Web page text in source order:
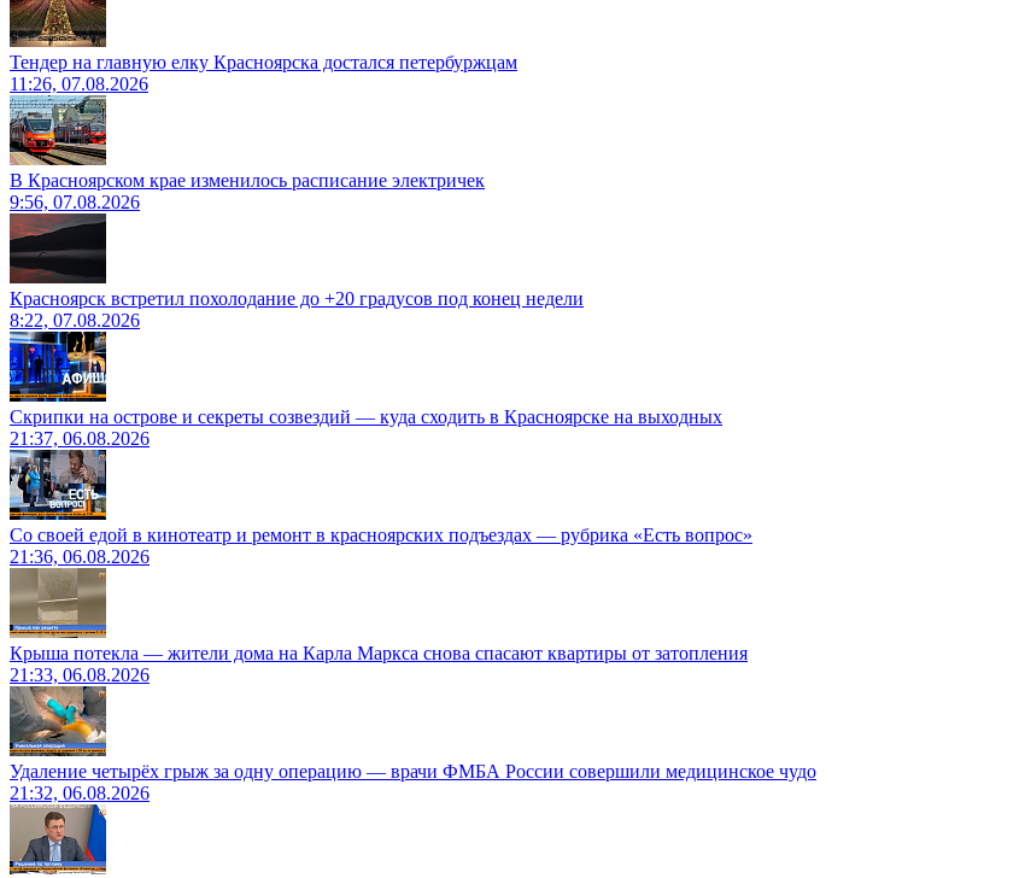
Тендер на главную елку Красноярска достался петербуржцам
11:26, 07.08.2026
В Красноярском крае изменилось расписание электричек
9:56, 07.08.2026
Красноярск встретил похолодание до +20 градусов под конец недели
8:22, 07.08.2026
Скрипки на острове и секреты созвездий — куда сходить в Красноярске на выходных
21:37, 06.08.2026
Со своей едой в кинотеатр и ремонт в красноярских подъездах — рубрика «Есть вопрос»
21:36, 06.08.2026
Крыша потекла — жители дома на Карла Маркса снова спасают квартиры от затопления
21:33, 06.08.2026
Удаление четырёх грыж за одну операцию — врачи ФМБА России совершили медицинское чудо
21:32, 06.08.2026